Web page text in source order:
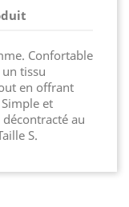
Confortable
tissu
en offrant
et
au
S.